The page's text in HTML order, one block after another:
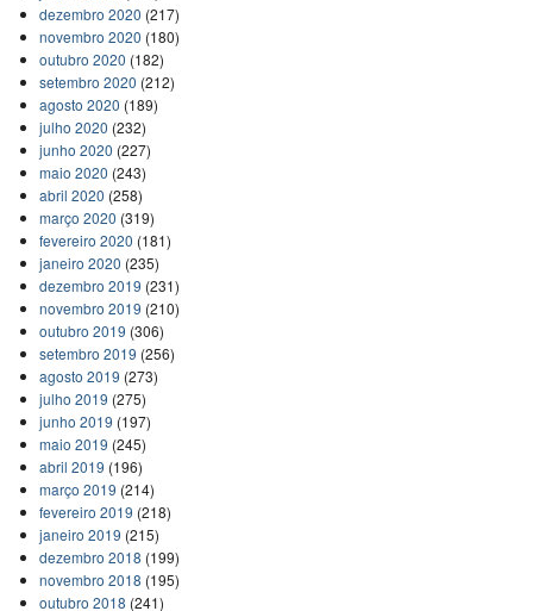
dezembro 2020 (217)
novembro 2020 (180)
outubro 2020 (182)
setembro 2020 (212)
agosto 2020 (189)
julho 2020 (232)
junho 2020 (227)
maio 2020 (243)
abril 2020 (258)
março 2020 (319)
fevereiro 2020 (181)
janeiro 2020 (235)
dezembro 2019 (231)
novembro 2019 (210)
outubro 2019 (306)
setembro 2019 (256)
agosto 2019 (273)
julho 2019 (275)
junho 2019 (197)
maio 2019 (245)
abril 2019 (196)
março 2019 (214)
fevereiro 2019 (218)
janeiro 2019 (215)
dezembro 2018 (199)
novembro 2018 (195)
outubro 2018 (241)